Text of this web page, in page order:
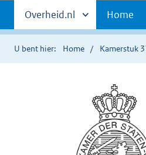
Primaire
navigatie
Andere
sites
binnen
Overheid.nl Home
U bent hier: Home Kamerstuk